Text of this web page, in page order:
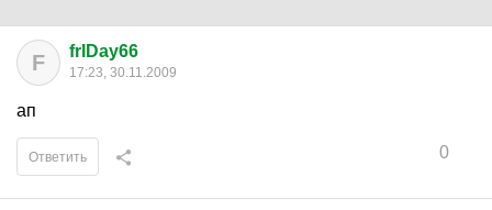
F frIDay66
17:23, 30.11.2009
ап
0
Ответить